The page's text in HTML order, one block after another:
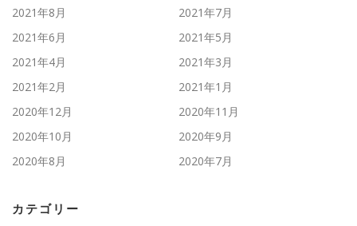
2021年8月
2021年7月
2021年6月
2021年5月
2021年4月
2021年3月
2021年2月
2021年1月
2020年12月
2020年11月
2020年10月
2020年9月
2020年8月
2020年7月
カテゴリー